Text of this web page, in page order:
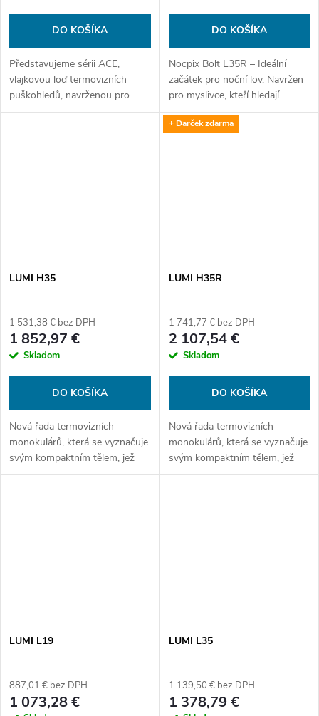
DO KOŠÍKA
Představujeme sérii ACE,
vlajkovou loď termovizních
puškohledů, navrženou pro
všechny lovecké situace.
DO KOŠÍKA
Nocpix Bolt L35R – Ideální
začátek pro noční lov. Navržen
pro myslivce, kteří hledají
jednoduchost, přehlednost a
jistotu hned od prvního dne.
LUMI H35
1 531,38 € bez DPH
1 852,97 €
Skladom
DO KOŠÍKA
Nová řada termovizních
monokulárů, která se vyznačuje
svým kompaktním tělem, jež
nezapře své silné schopnosti.
+ Darček zdarma
LUMI H35R
1 741,77 € bez DPH
2 107,54 €
Skladom
DO KOŠÍKA
Nová řada termovizních
monokulárů, která se vyznačuje
svým kompaktním tělem, jež
nezapře své silné schopnosti.
LUMI L19
887,01 € bez DPH
1 073,28 €
LUMI L35
1 139,50 € bez DPH
1 378,79 €